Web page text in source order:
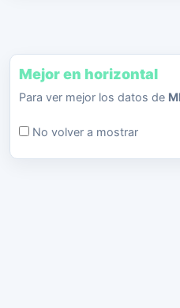
Mejor en horizontal
Para ver mejor los datos de
No volver a mostrar